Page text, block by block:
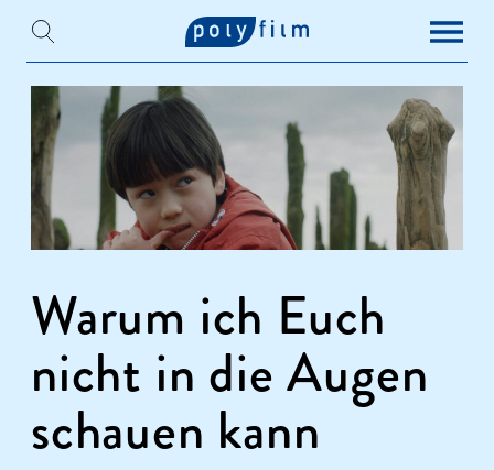
Warum ich Euch
nicht in die Augen
schauen kann